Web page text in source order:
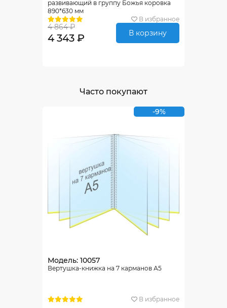
развивающий в группу Божья коровка
890*630 мм
В избранное
4 864 ₽
4 343 ₽ В корзину
Часто покупают
-9%
Модель: 10057
Вертушка-книжка на 7 карманов А5
В избранное